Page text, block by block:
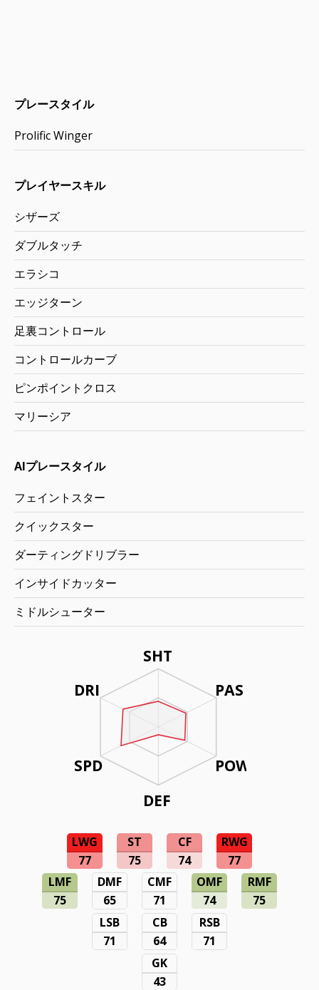
SHT
PAS
POW
DEF
DRI
SPD
LWG
77
ST
75
CF
74
RWG
77
LMF
75
DMF
65
CMF
71
OMF
74
RMF
75
LSB
71
CB
64
RSB
71
GK
43
プレースタイル
Prolific Winger
プレイヤースキル
シザーズ
ダブルタッチ
エラシコ
エッジターン
足裏コントロール
コントロールカーブ
ピンポイントクロス
マリーシア
AIプレースタイル
フェイントスター
クイックスター
ダーティングドリブラー
インサイドカッター
ミドルシューター